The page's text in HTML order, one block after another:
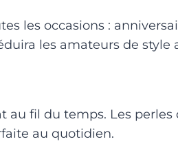
les occasions :
les amateurs de style
au fil du temps. Les perles
au quotidien.